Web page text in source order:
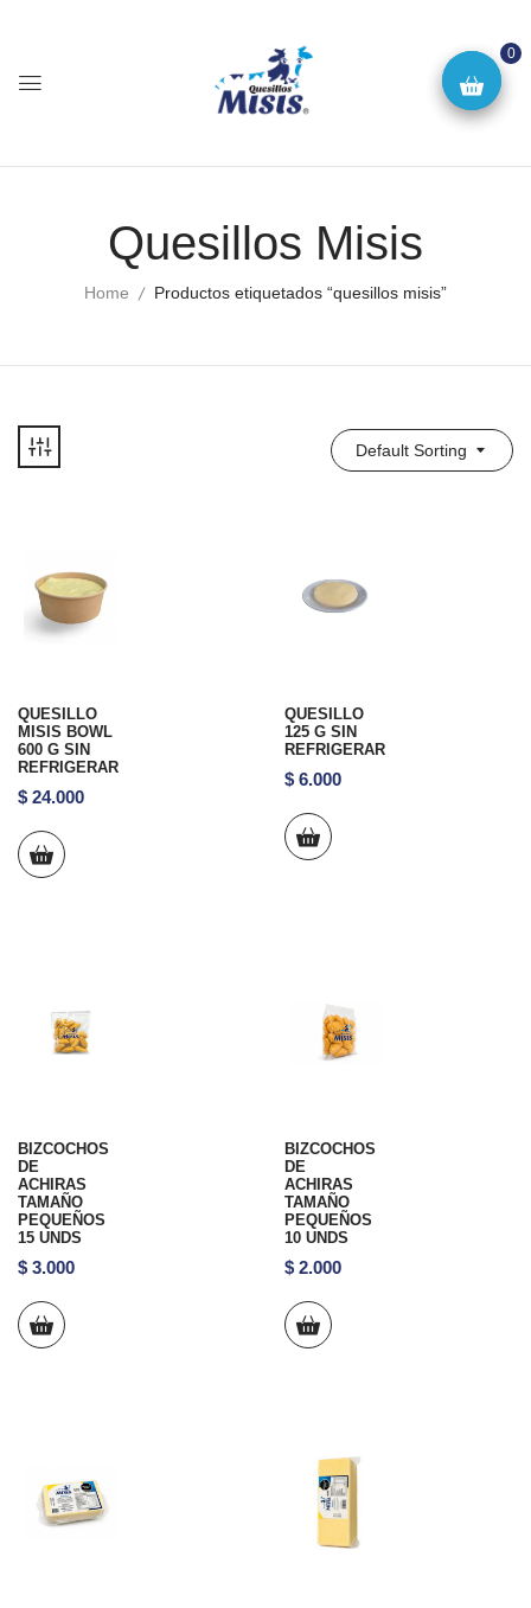
0
Quesillos Misis
Home Productos etiquetados “quesillos misis”
Default Sorting
QUESILLO
MISIS BOWL
600 G SIN
REFRIGERAR
$ 24.000
QUESILLO
125 G SIN
REFRIGERAR
$6.000
BIZCOCHOS
DE
ACHIRAS
TAMAÑO
PEQUEÑOS
15 UNDS
$ 3.000
BIZCOCHOS
DE
ACHIRAS
TAMAÑO
PEQUEÑOS
10 UNDS
$2.000